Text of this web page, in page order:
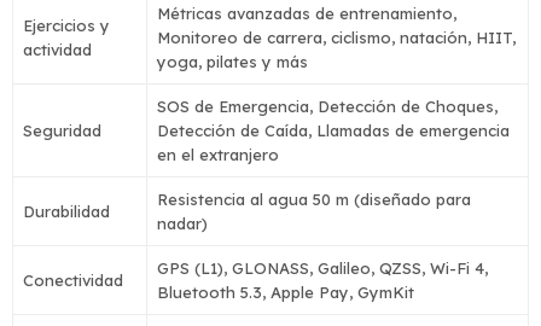
Ejercicios y
actividad
Métricas avanzadas de entrenamiento,
Monitoreo de carrera, ciclismo, natación, HIIT,
yoga, pilates y más
Seguridad
SOS de Emergencia, Detección de Choques,
Detección de Caída, Llamadas de emergencia
en el extranjero
Durabilidad
Resistencia al agua 50 m (diseñado para
nadar)
Conectividad
GPS (L1), GLONASS, Galileo, QZSS, Wi-Fi 4,
Bluetooth 5.3, Apple Pay, GymKit